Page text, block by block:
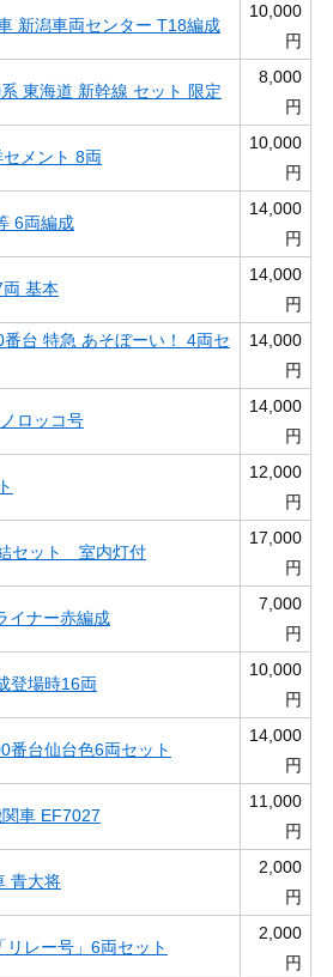
新潟車両センター T18編成
10,000
円
東海道 新幹線 セット 限定
8,000
円
メント 8両
10,000
円
6両編成
14,000
円
基本
14,000
円
台 特急 あそぼーい！ 4両セ
14,000
円
ロッコ号
14,000
円
12,000
円
セット 室内灯付
17,000
円
イナー赤編成
7,000
円
登場時16両
10,000
円
番台仙台色6両セット
14,000
円
車 EF7027
11,000
円
青大将
2,000
円
レー号」6両セット
2,000
円